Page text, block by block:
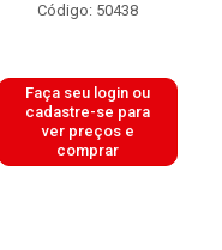
Código: 50438
Faça seu login ou
cadastre-se para
ver preços e
comprar